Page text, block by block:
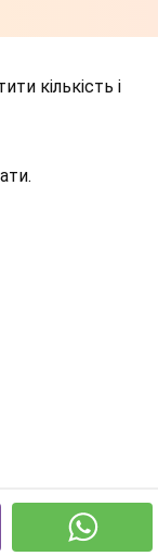
кількість і